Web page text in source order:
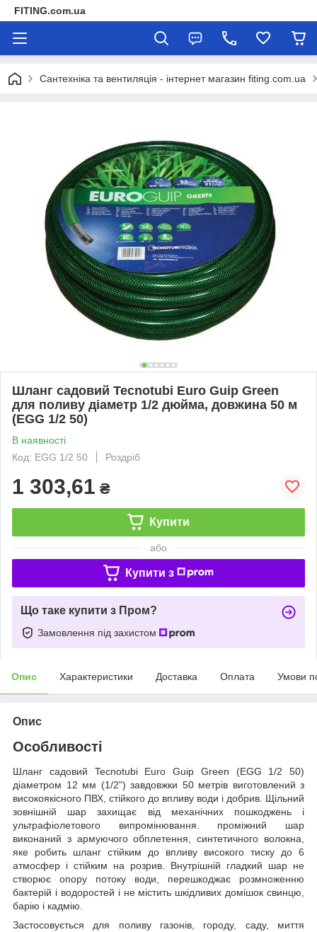
FITING.com.ua
Сантехніка та вентиляція - інтернет магазин fiting.com.ua
Шланг садовий Tecnotubi Euro Guip Green
для поливу діаметр 1/2 дюйма, довжина 50 м
(EGG 1/2 50)
В наявності
Код: EGG 1/2 50
Роздріб
1 303,61 ₴
Купити
або
Купити з
Що таке купити з Пром?
Замовлення під захистом
Опис Характеристики Доставка Оплата Умови
Опис
Особливості
Шланг садовий Tecnotubi Euro Guip Green (EGG 1/2 50)
діаметром 12 мм (1/2") завдовжки 50 метрів виготовлений з
високоякісного ПВХ, стійкого до впливу води і добрив. Щільний
зовнішній шар захищає від механічних пошкоджень і
ультрафіолетового випромінювання. проміжний шар
виконаний з армуючого обплетення, синтетичного волокна,
яке робить шланг стійким до впливу високого тиску до 6
атмосфер і стійким на розрив. Внутрішній гладкий шар не
створює опору потоку води, перешкоджає розмноженню
бактерій і водоростей і не містить шкідливих домішок свинцю,
барію і кадмію.
Застосовується для поливу газонів, городу, саду, миття